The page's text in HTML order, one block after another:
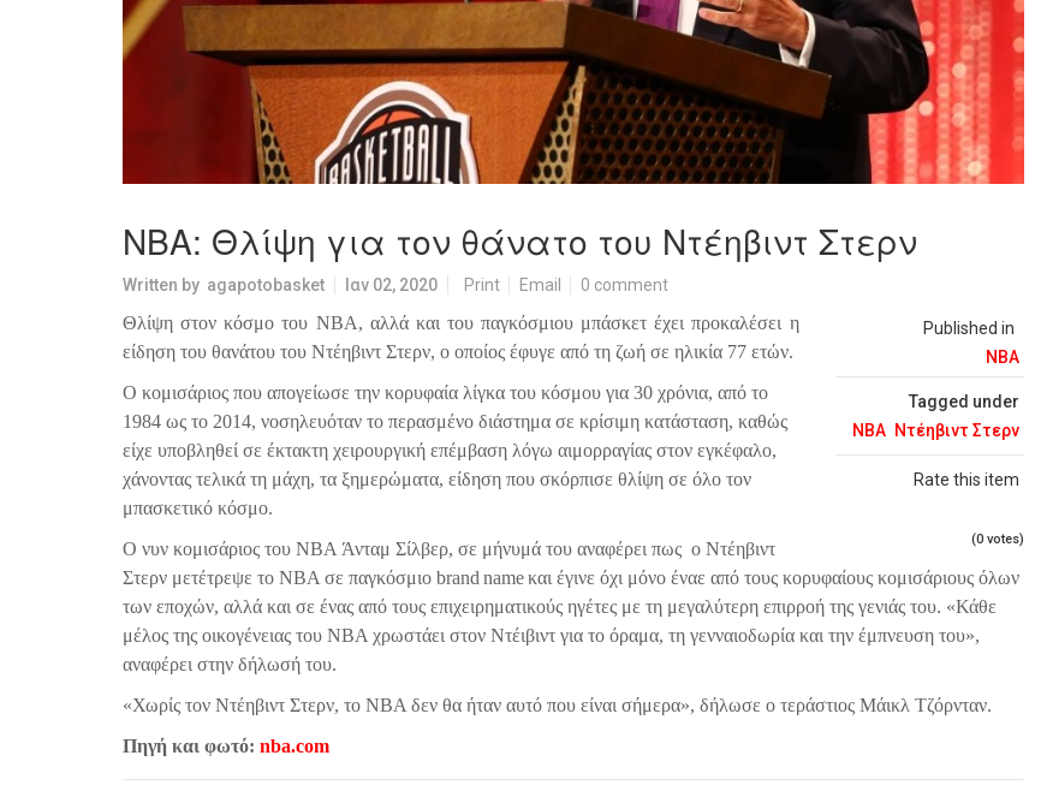
ΝΒΑ: Θλίψη για τον θάνατο του Ντέηβιντ Στερν
Written by agapotobasket Ιαν 02, 2020 Print Email 0 comment
Published in
NBA
Tagged under
NBA Ντέηβιντ Στερν
Rate this item
(0 votes)
Θλίψη στον κόσμο του ΝΒΑ, αλλά και του παγκόσμιου μπάσκετ έχει προκαλέσει η
είδηση του θανάτου του Ντέηβιντ Στερν, ο οποίος έφυγε από τη ζωή σε ηλικία 77 ετών.
Ο κομισάριος που απογείωσε την κορυφαία λίγκα του κόσμου για 30 χρόνια, από το
1984 ως το 2014, νοσηλευόταν το περασμένο διάστημα σε κρίσιμη κατάσταση, καθώς
είχε υποβληθεί σε έκτακτη χειρουργική επέμβαση λόγω αιμορραγίας στον εγκέφαλο,
χάνοντας τελικά τη μάχη, τα ξημερώματα, είδηση που σκόρπισε θλίψη σε όλο τον
μπασκετικό κόσμο.
Ο νυν κομισάριος του NBA Άνταμ Σίλβερ, σε μήνυμά του αναφέρει πως ο Ντέηβιντ
Στερν μετέτρεψε το NBA σε παγκόσμιο brand nameκαι έγινε όχι μόνο έναε από τους κορυφαίους κομισάριους όλων
των εποχών, αλλά και σε ένας από τους επιχειρηματικούς ηγέτες με τη μεγαλύτερη επιρροή της γενιάς του. «Κάθε
μέλος της οικογένειας του ΝΒΑ χρωστάει στον Ντέιβιντ για το όραμα, τη γενναιοδωρία και την έμπνευση του»,
αναφέρει στην δήλωσή του.
«Χωρίς τον Ντέηβιντ Στερν, το ΝΒΑ δεν θα ήταν αυτό που είναι σήμερα», δήλωσε ο τεράστιος Μάικλ Τζόρνταν.
Πηγή και φωτό: nba.com